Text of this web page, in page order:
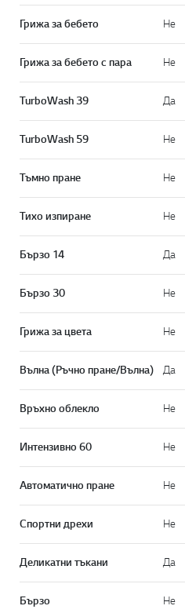
Грижа за бебето Не
Грижа за бебето с пара Не
TurboWash 39 Да
TurboWash 59 Не
Тъмно пране Не
Тихо изпиране Не
Бързо 14 Да
Бързо 30 Не
Грижа за цвета Не
Вълна (Ръчно пране/Вълна) Да
Връхно облекло Не
Интензивно 60 Не
Автоматично пране Не
Спортни дрехи Не
Деликатни тъкани Да
Бързо Не